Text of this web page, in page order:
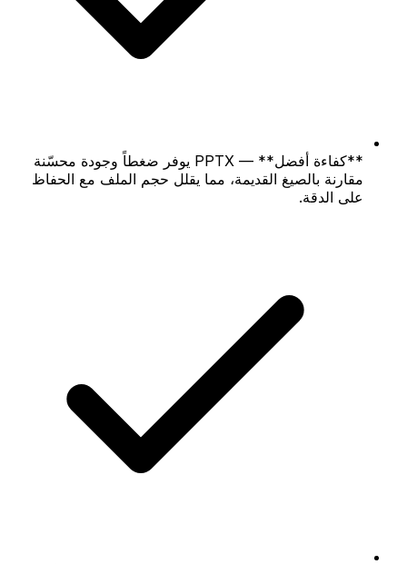
**كفاءة أفضل** — PPTX يوفر ضغطاً وجودة محسّنة
مقارنة بالصيغ القديمة، مما يقلل حجم الملف مع الحفاظ
على الدقة.